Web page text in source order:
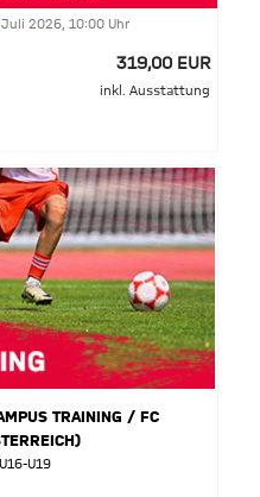
2026, 10:00 Uhr
319,00 EUR
inkl. Ausstattung
TRAINING / FC
U19